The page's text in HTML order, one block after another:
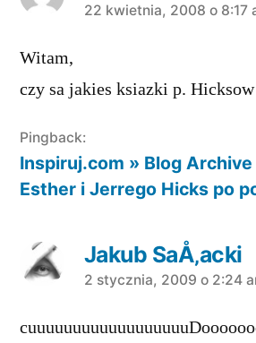
komentarz:
22 kwietnia, 2008 o 8:17
Witam,
czy sa jakies ksiazki p.
Pingback:
Inspiruj.com » Blog
Esther i Jerrego Hicks po
Jakub SaÅ‚acki
komentarz:
2 stycznia, 2009 o 2:24